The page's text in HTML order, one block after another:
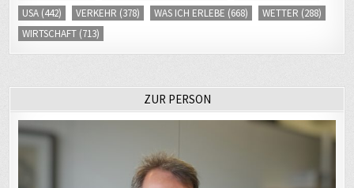
USA (442) VERKEHR (378) WAS ICH ERLEBE (668) WETTER (288)
WIRTSCHAFT (713)
ZUR PERSON